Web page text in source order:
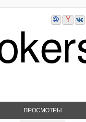
ПРОСМОТРЫ